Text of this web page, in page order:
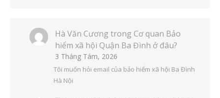
Hà Văn Cương trong Cơ quan Bảo
hiểm xã hội Quận Ba Đình ở đâu?
3 Tháng Tám, 2026
Tôi muốn hỏi email của bảo hiểm xã hội Ba Đình
Hà Nội